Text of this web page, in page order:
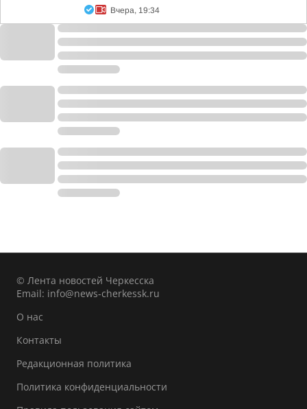
Вчера, 19:34
© Лента новостей Черкесска
Email: info@news-cherkessk.ru
О нас
Контакты
Редакционная политика
Политика конфиденциальности